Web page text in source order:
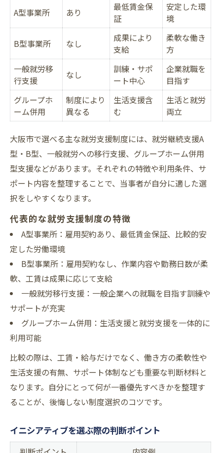
A型事業所 あり
最低賃金保
証
安定した環
境
B型事業所 なし
成果により
支給
柔軟な働き
方
一般就労移
行支援
なし
訓練・サポ
ート中心
企業就職を
目指す
グループホ
ーム併用
制度により
異なる
生活支援含
む
生活と就労
両立
大阪市で選べる主な就労支援制度には、就労継続支援A
型・B型、一般就労への移行支援、グループホーム併用
型支援などがあります。それぞれの特徴や利用条件、サ
ポート内容を整理することで、当事者が自分に適した選
択をしやすくなります。
代表的な就労支援制度の特徴
A型事業所：雇用契約あり、最低賃金保証、比較的安
定した労働環境
B型事業所：雇用契約なし、作業内容や勤務日数が柔
軟、工賃は成果に応じて支給
一般就労移行支援：一般企業への就職を目指す訓練や
サポートが充実
グループホーム併用：生活支援と就労支援を一体的に
利用可能
比較の際は、工賃・給与だけでなく、働き方の柔軟性や
生活支援の有無、サポート体制なども重要な判断材料と
なります。自分にとって何が一番優先すべきかを整理す
ることが、後悔しない制度選択のコツです。
イニシアティブを選ぶ際の判断ポイント